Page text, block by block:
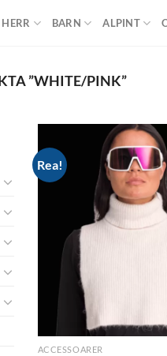
HERR BARN ALPINT
”WHITE/PINK”
Rea!
ACCESSOARER